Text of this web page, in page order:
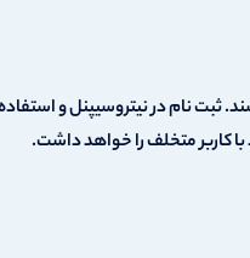
ثبت نام در نیتروسیپنل و
کاربر متخلف را خواهد داشت.